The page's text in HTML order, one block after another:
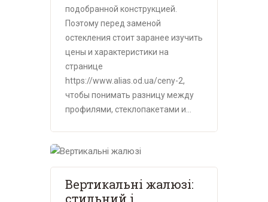
подобранной конструкцией.
Поэтому перед заменой
остекления стоит заранее изучить
цены и характеристики на
странице
https://www.alias.od.ua/ceny-2,
чтобы понимать разницу между
профилями, стеклопакетами и…
Вертикальні жалюзі:
стильний і